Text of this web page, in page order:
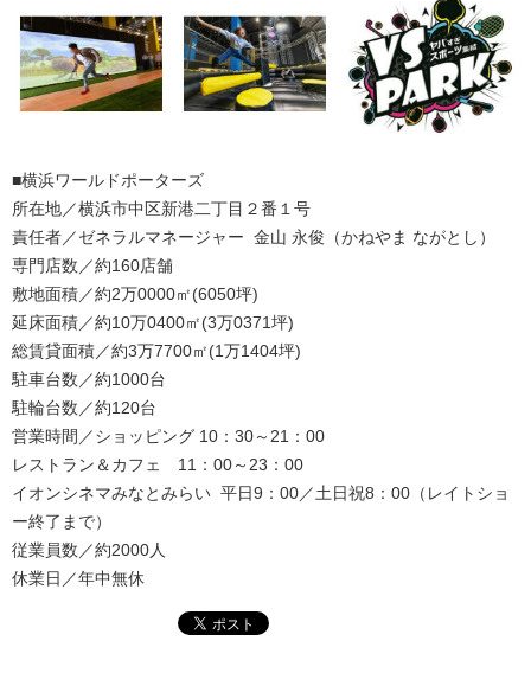
■横浜ワールドポーターズ
所在地／横浜市中区新港二丁目２番１号
責任者／ゼネラルマネージャー 金山 永俊（かねやま ながとし）
専門店数／約160店舗
敷地面積／約2万0000㎡(6050坪)
延床面積／約10万0400㎡(3万0371坪)
総賃貸面積／約3万7700㎡(1万1404坪)
駐車台数／約1000台
駐輪台数／約120台
営業時間／ショッピング 10：30～21：00
レストラン＆カフェ 11：00～23：00
イオンシネマみなとみらい 平日9：00／土日祝8：00（レイトショ
ー終了まで）
従業員数／約2000人
休業日／年中無休